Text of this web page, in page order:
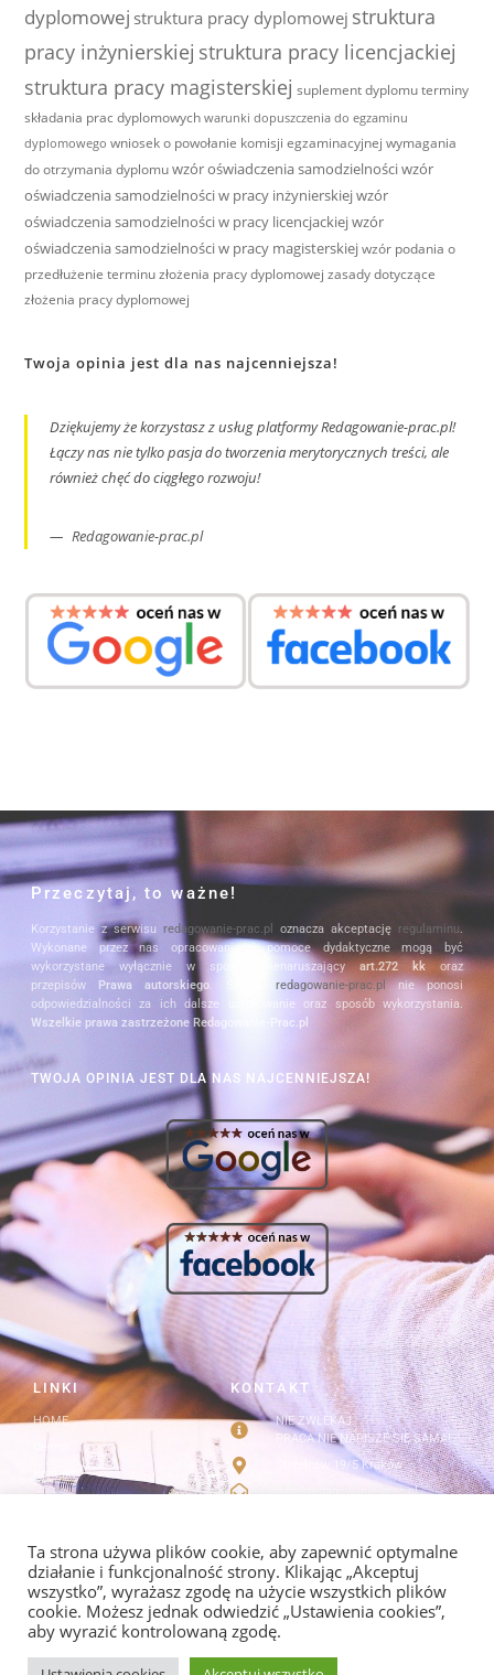
dyplomowej struktura pracy dyplomowej struktura
pracy inżynierskiej struktura pracy licencjackiej
struktura pracy magisterskiej suplement dyplomu terminy
składania prac dyplomowych warunki dopuszczenia do egzaminu
dyplomowego wniosek o powołanie komisji egzaminacyjnej wymagania
do otrzymania dyplomu wzór oświadczenia samodzielnościwzór
oświadczenia samodzielności w pracy inżynierskiejwzór
oświadczenia samodzielności w pracy licencjackiejwzór
oświadczenia samodzielności w pracy magisterskiej wzór podania o
przedłużenie terminu złożenia pracy dyplomowej zasady dotyczące
złożenia pracy dyplomowej
Twoja opinia jest dla nas najcenniejsza!
Dziękujemy że korzystasz z usług platformy Redagowanie-prac.pl!
Łączy nas nie tylko pasja do tworzenia merytorycznych treści, ale
również chęć do ciągłego rozwoju!
Redagowanie-prac.pl
KONTAKT
NIE ZWLEKAJ
PRACA NIE NAPISZE SIĘ SAMA!
Strzelców 19/5 Kraków
info@redagowanie-prac.pl
Facebook/redagowaniepracpl
LINKI
HOME
Kontakt
Przeczytaj, to ważne!
Korzystanie z serwisu redagowanie-prac.pl oznacza akceptację regulaminu.
Wykonane przez nas opracowania i pomoce dydaktyczne mogą być
wykorzystane wyłącznie w sposób nienaruszającyart.272 kkoraz
przepisów
Prawa autorskiego. Serwis redagowanie-prac.pl nie ponosi
odpowiedzialności za ich dalsze użytkowanie oraz sposób wykorzystania.
Wszelkie prawa zastrzeżone Redagowanie-Prac.pl
TWOJA OPINIA JEST DLA NAS NAJCENNIEJSZA!
Ta strona używa plików cookie, aby zapewnić optymalne
działanie i funkcjonalność strony. Klikając „Akceptuj
wszystko”, wyrażasz zgodę na użycie wszystkich plików
cookie. Możesz jednak odwiedzić „Ustawienia cookies”,
aby wyrazić kontrolowaną zgodę.